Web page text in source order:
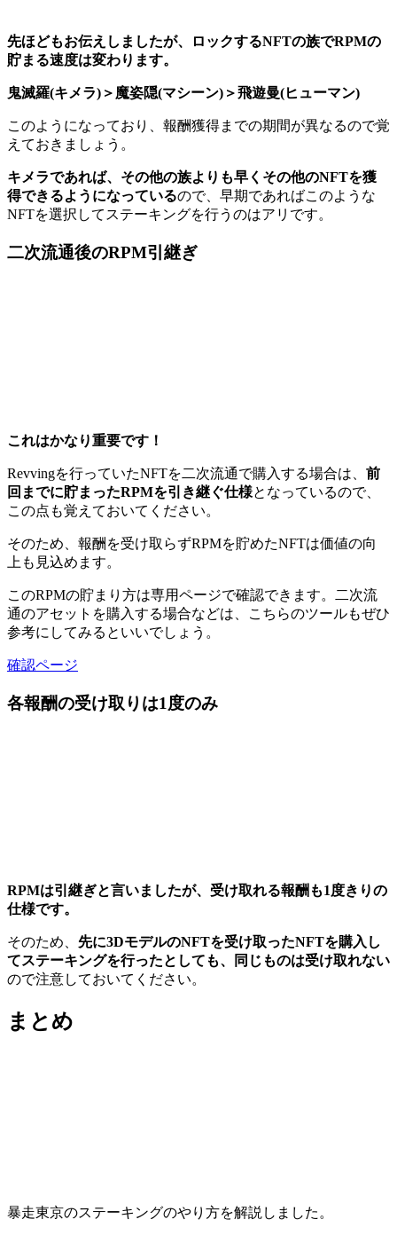
先ほどもお伝えしましたが、ロックするNFTの族でRPMの
貯まる速度は変わります。
鬼滅羅(キメラ)＞魔姿隠(マシーン)＞飛遊曼(ヒューマン)
このようになっており、報酬獲得までの期間が異なるので覚
えておきましょう。
キメラであれば、その他の族よりも早くその他のNFTを獲
得できるようになっているので、早期であればこのような
NFTを選択してステーキングを行うのはアリです。
二次流通後のRPM引継ぎ
これはかなり重要です！
Revvingを行っていたNFTを二次流通で購入する場合は、 前
回までに貯まったRPMを引き継ぐ仕様となっているので、
この点も覚えておいてください。
そのため、報酬を受け取らずRPMを貯めたNFTは価値の向
上も見込めます。
このRPMの貯まり方は専用ページで確認できます。
二次流
通のアセットを購入する場合などは、こちらのツールもぜひ
参考にしてみるといいでしょう。
確認ページ
各報酬の受け取りは1度のみ
RPMは引継ぎと言いましたが、受け取れる報酬も1度きりの
仕様です。
そのため、 先に3DモデルのNFTを受け取ったNFTを購入し
てステーキングを行ったとしても、同じものは受け取れない
ので注意しておいてください。
まとめ
暴走東京のステーキングのやり方を解説しました。